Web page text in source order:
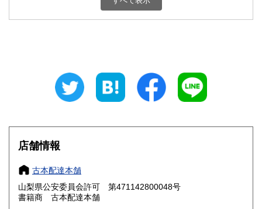
800円 三重県
大阪府
奈良県
鳥取県 800円 島根県
店舗情報
古本配達本舗
山梨県公安委員会許可 第471142800048号
書籍商 古本配達本舗